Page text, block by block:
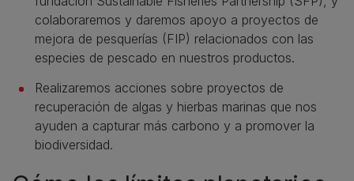
colaboraremos y daremos apoyo a proyectos de
mejora de pesquerías (FIP) relacionados con las
especies de pescado en nuestros productos.
Realizaremos acciones sobre proyectos de
recuperación de algas y hierbas marinas que nos
ayuden a capturar más carbono y a promover la
biodiversidad.